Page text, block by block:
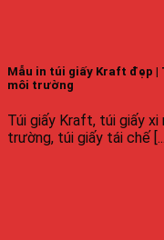
Mẫu in túi giấy Kraft đẹp
môi trường
Túi giấy Kraft, túi giấy xi
trường, túi giấy tái chế